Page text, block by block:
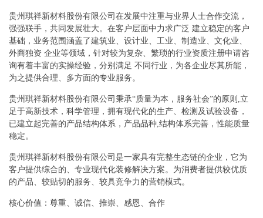
贵州琪祥新材料股份有限公司在发展中注重与业界人士合作交流，
强强联手，共同发展壮大。在客户层面中力求广泛 建立稳定的客户
基础，业务范围涵盖了建筑业、设计业、工业、制造业、文化业、
外商独资 企业等领域，针对较为复杂、繁琐的行业资质注册申请咨
询有着丰富的实操经验，分别满足 不同行业，为各企业尽其所能，
为之提供合理、多方面的专业服务。
贵州琪祥新材料股份有限公司秉承“质量为本，服务社会”的原则,立
足于高新技术，科学管理，拥有现代化的生产、检测及试验设备，
已建立起完善的产品结构体系，产品品种,结构体系完善，性能质量
稳定。
贵州琪祥新材料股份有限公司是一家具有完整生态链的企业，它为
客户提供综合的、专业现代化装修解决方案。为消费者提供较优质
的产品、较贴切的服务、较具竞争力的营销模式。
核心价值：尊重、诚信、推崇、感恩、合作